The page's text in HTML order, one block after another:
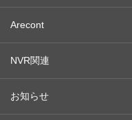
Arecont
NVR関連
お知らせ